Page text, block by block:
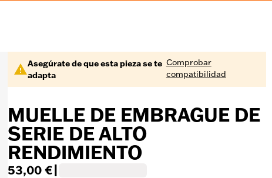
Asegúrate de que esta pieza se te
adapta
Comprobar
compatibilidad
MUELLE DE EMBRAGUE DE
SERIE DE ALTO
RENDIMIENTO
53,00 €